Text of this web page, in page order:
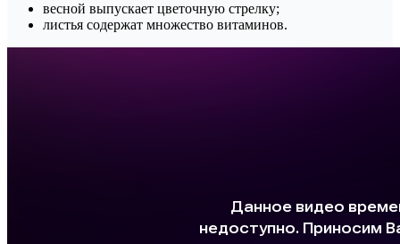
весной выпускает цветочную стрелку;
листья содержат множество витаминов.